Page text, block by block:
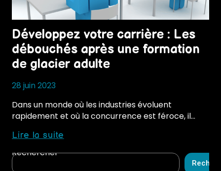
Développez votre carrière : Les
débouchés après une formation
de glacier adulte
28 juin 2023
Dans un monde où les industries évoluent
rapidement et où la concurrence est féroce, il…
Lire la suite
Rechercher